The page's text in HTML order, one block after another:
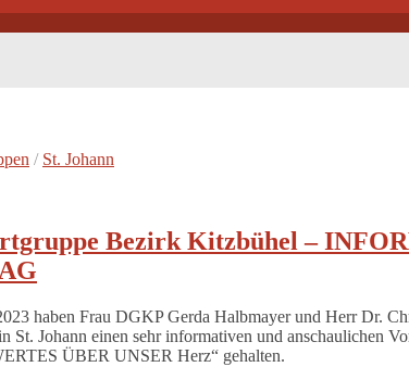
/ St. Johann
Bezirk Kitzbühel –
haben Frau DGKP Gerda Halbmayer und Herr Dr.
St. Johann einen sehr informativen und anschaulichen
ÜBER UNSER Herz“ gehalten.